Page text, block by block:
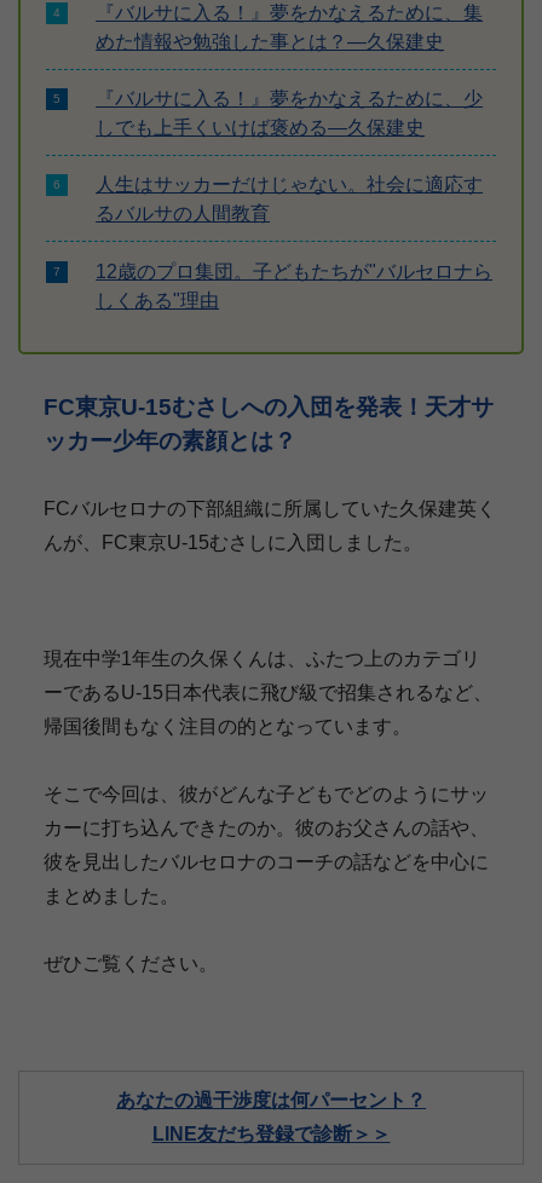
『バルサに入る！』夢をかなえるために、集
めた情報や勉強した事とは？―久保建史
『バルサに入る！』夢をかなえるために、少
しでも上手くいけば褒める―久保建史
人生はサッカーだけじゃない。社会に適応す
るバルサの人間教育
12歳のプロ集団。子どもたちが"バルセロナら
しくある"理由
FC東京U-15むさしへの入団を発表！天才サ
ッカー少年の素顔とは？
FCバルセロナの下部組織に所属していた久保建英く
んが、FC東京U‐15むさしに入団しました。
現在中学1年生の久保くんは、ふたつ上のカテゴリ
ーであるU‐15日本代表に飛び級で招集されるなど、
帰国後間もなく注目の的となっています。
そこで今回は、彼がどんな子どもでどのようにサッ
カーに打ち込んできたのか。彼のお父さんの話や、
彼を見出したバルセロナのコーチの話などを中心に
まとめました。
ぜひご覧ください。
あなたの過干渉度は何パーセント？
LINE友だち登録で診断＞＞